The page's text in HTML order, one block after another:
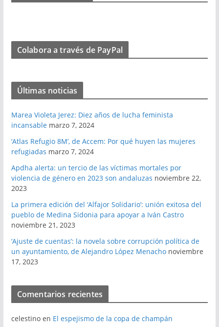
Colabora a través de PayPal
Últimas noticias
Marea Violeta Jerez: Diez años de lucha feminista
incansable marzo 7, 2024
‘Atlas Refugio 8M’, de Accem: Por qué huyen las mujeres
refugiadas marzo 7, 2024
Apdha alerta: un tercio de las víctimas mortales por
violencia de género en 2023 son andaluzas noviembre 22,
2023
La primera edición del ‘Alfajor Solidario’: unión exitosa del
pueblo de Medina Sidonia para apoyar a Iván Castro
noviembre 21, 2023
‘Ajuste de cuentas’: la novela sobre corrupción política de
un ayuntamiento, de Alejandro López Menacho noviembre
17, 2023
Comentarios recientes
celestinoen El espejismo de la copa de champán